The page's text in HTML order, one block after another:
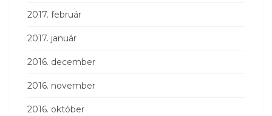
2017. február
2017. január
2016. december
2016. november
2016. október